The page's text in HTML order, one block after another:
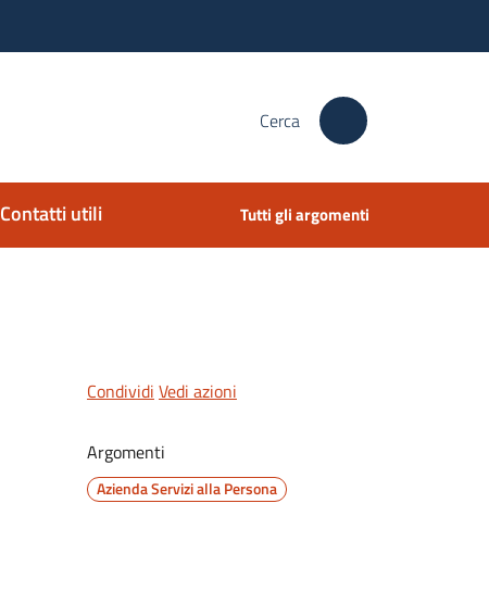
Cerca
Contatti utili Tutti gli argomenti
Condividi Vedi azioni
Argomenti
Azienda Servizi alla Persona